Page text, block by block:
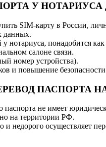
У
SIM-карту в России,
данных.
у нотариуса, понадобится
салоне связи.
номер устройства).
и повышение
ПАСПОРТА
не имеет
на территории РФ.
осуществляет